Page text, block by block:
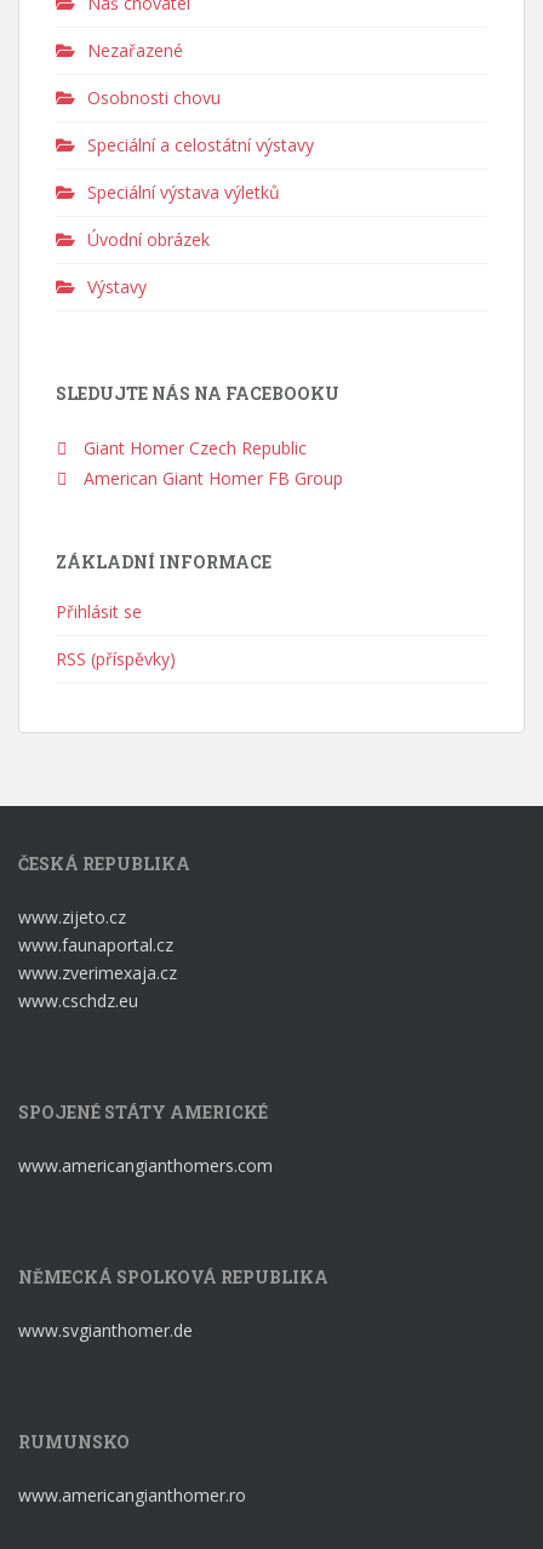
Nezařazené
Osobnosti chovu
Speciální a celostátní výstavy
Speciální výstava výletků
Úvodní obrázek
Výstavy
SLEDUJTE NÁS NA FACEBOOKU
Giant Homer Czech Republic
American Giant Homer FB Group
ZÁKLADNÍ INFORMACE
Přihlásit se
RSS (příspěvky)
ČESKÁ REPUBLIKA
www.zijeto.cz
www.faunaportal.cz
www.zverimexaja.cz
www.cschdz.eu
SPOJENÉ STÁTY AMERICKÉ
www.americangianthomers.com
NĚMECKÁ SPOLKOVÁ REPUBLIKA
www.svgianthomer.de
RUMUNSKO
www.americangianthomer.ro